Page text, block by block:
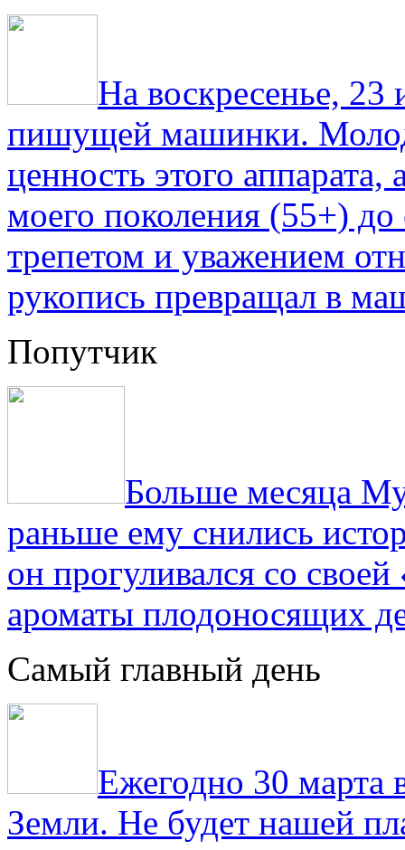
На воскресенье,
пишущей машинки.
ценность этого
моего поколения (55+) до
трепетом и уважением
рукопись превращал в
Попутчик
Больше месяца
раньше ему снились
он прогуливался со
ароматы плодоносящих
Самый главный день
Ежегодно 30 марта
Земли. Не будет нашей